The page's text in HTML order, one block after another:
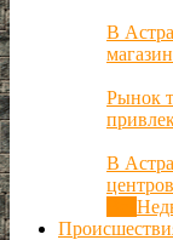
В
Рынок
В
центров